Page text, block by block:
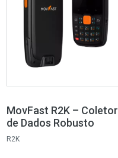
MovFast R2K – Coletor
de Dados Robusto
R2K